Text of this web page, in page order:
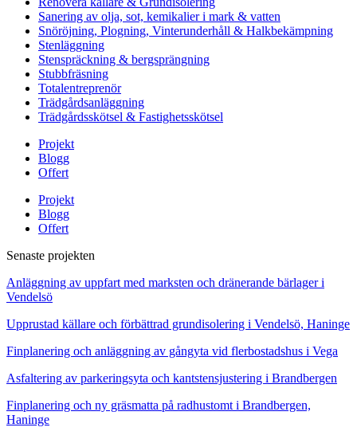
Sanering av olja, sot, kemikalier i mark & vatten
Snöröjning, Plogning, Vinterunderhåll & Halkbekämpning
Stenläggning
Stenspräckning & bergsprängning
Stubbfräsning
Totalentreprenör
Trädgårdsanläggning
Trädgårdsskötsel & Fastighetsskötsel
Projekt
Blogg
Offert
Projekt
Blogg
Offert
Senaste projekten
Anläggning av uppfart med marksten och dränerande bärlager i
Vendelsö
Upprustad källare och förbättrad grundisolering i Vendelsö, Haninge
Finplanering och anläggning av gångyta vid flerbostadshus i Vega
Asfaltering av parkeringsyta och kantstensjustering i Brandbergen
Finplanering och ny gräsmatta på radhustomt i Brandbergen,
Haninge